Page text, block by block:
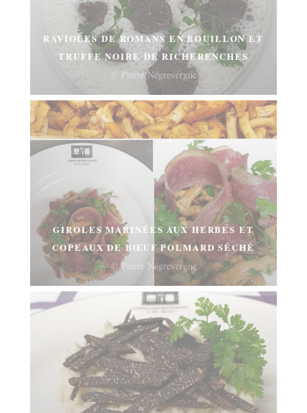
RAVIOLES DE ROMANS EN BOUILLON ET
TRUFFE NOIRE DE RICHERENCHES
© Pierre Négrevergne
GIROLES MARINÉES AUX HERBES ET
COPEAUX DE BŒUF POLMARD SÉCHÉ
© Pierre Négrevergne